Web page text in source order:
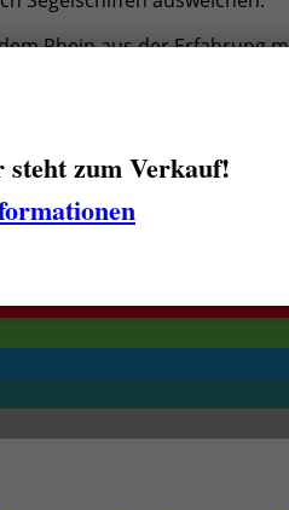
Rhein aus der Erfahrung
dass es vergleichsweise
zwischen
wenn es
steht zum Verkauf!